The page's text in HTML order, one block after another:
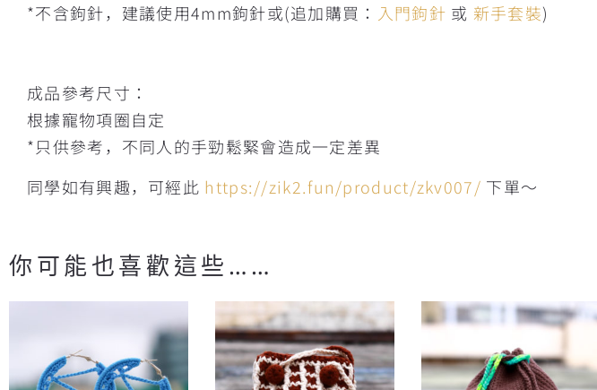
*不含鉤針，建議使用4mm鉤針或(追加購買： 入門鉤針 或 新手套裝)
成品參考尺寸：
根據寵物項圈自定
*只供參考，不同人的手勁鬆緊會造成一定差異
同學如有興趣，可經此 https://zik2.fun/product/zkv007/ 下單～
你可能也喜歡這些……